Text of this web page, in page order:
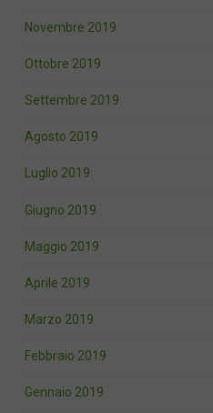
Novembre 2019
Ottobre 2019
Settembre 2019
Agosto 2019
Luglio 2019
Giugno 2019
Maggio 2019
Aprile 2019
Marzo 2019
Febbraio 2019
Gennaio 2019